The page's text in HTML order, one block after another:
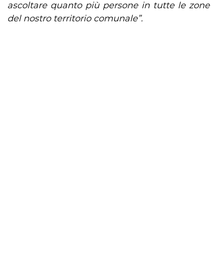
ascoltare quanto più persone in tutte le zone
del nostro territorio comunale”.